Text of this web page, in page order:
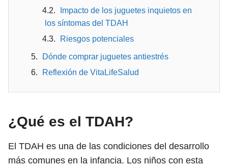
Impacto de los juguetes inquietos en
los síntomas del TDAH
Riesgos potenciales
Dónde comprar juguetes antiestrés
Reflexión de VitaLifeSalud
¿Qué es el TDAH?
El TDAH es una de las condiciones del desarrollo
más comunes en la infancia. Los niños con esta